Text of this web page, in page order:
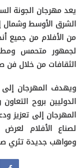
يعد مهرجان الجونة
الشرق الأوسط وشمال
من الأفلام من جميع
لجمهور متحمس
الثقافات من خلال فن
ويهدف المهرجان إلى
الدوليين بروح
المهرجان إلى تعزيز
لصناع الأفلام
ومواهب جديدة تثري